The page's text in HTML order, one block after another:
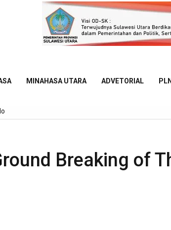
MINAHASA UTARA ADVETORIAL PLN
Breaking of